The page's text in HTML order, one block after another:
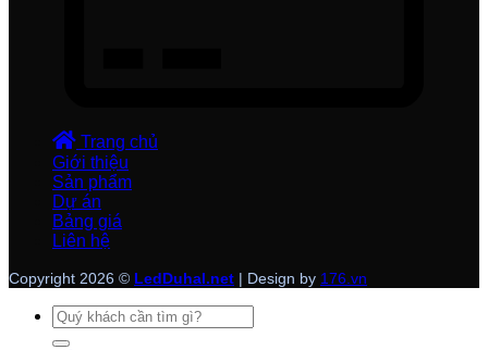
Trang chủ
Giới thiệu
Sản phẩm
Dự án
Bảng giá
Liên hệ
Copyright 2026 © LedDuhal.net | Design by 176.vn
Tìm
kiếm: